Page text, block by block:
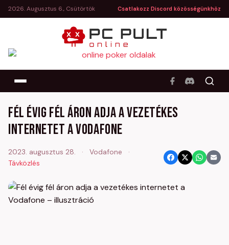
2026. Augusztus 6., Csütörtök Csatlakozz Discord közösségünkhöz
Fél évig fél áron adja a vezetékes
internetet a Vodafone
2023. augusztus 28. · Vodafone
·
Távközlés